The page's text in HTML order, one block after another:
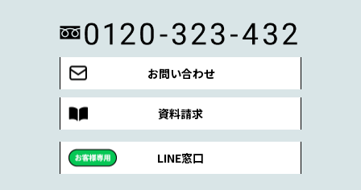
お問い合わせ
資料請求
LINE窓口